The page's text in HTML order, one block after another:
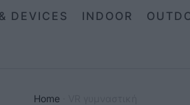
DEVICES INDOOR
Home